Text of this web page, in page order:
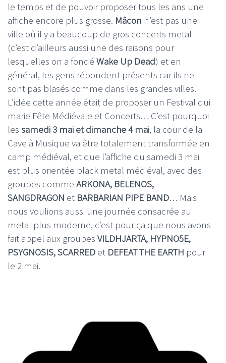
le temps et de pouvoir proposer tous les ans une
affiche encore plus grosse. Mâcon n’est pas une
ville où il y a beaucoup de gros concerts metal
(c’est d’ailleurs aussi une des raisons pour
lesquelles on a fondé Wake Up Dead) et en
général, les gens répondent présents car ils ne
sont pas blasés comme dans les grandes villes.
L’idée cette année était de proposer un Festival qui
marie Fête Médiévale et Concerts… C’est pourquoi
les samedi 3 mai et dimanche 4 mai, la cour de la
Cave à Musique va être totalement transformée en
camp médiéval, et que l’affiche du samedi 3 mai
est plus orientée black metal médiéval, avec des
groupes comme ARKONA, BELENOS,
SANGDRAGON et BARBARIAN PIPE BAND… Mais
nous voulions aussi une journée consacrée au
metal plus moderne, c’est pour ça que nous avons
fait appel aux groupes VILDHJARTA, HYPNO5E,
PSYGNOSIS, SCARRED et DEFEAT THE EARTH pour
le 2 mai.